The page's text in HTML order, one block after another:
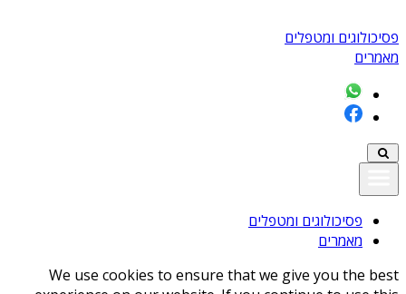
פסיכולוגים ומטפלים
מאמרים
פסיכולוגים ומטפלים
מאמרים
We use cookies to ensure that we give you the best